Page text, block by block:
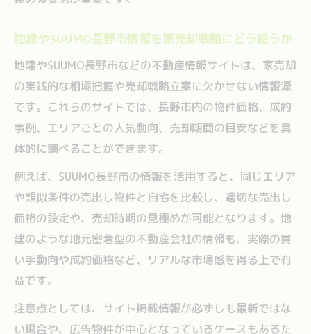
地建やSUUMO長野市情報を家売却戦略にどう使うか
地建やSUUMO長野市などの不動産情報サイトは、家売却
の実践的な相場把握や売却戦略立案に欠かせない情報源
です。これらのサイトでは、長野市内の物件価格、成約
事例、エリアごとの人気動向、売却期間の目安などを具
体的に調べることができます。
例えば、SUUMO長野市の情報を活用すると、同じエリア
や類似条件の売出し物件と自宅を比較し、適切な売出し
価格の設定や、売却時期の見極めが可能となります。地
建のような地元密着型の不動産会社の情報も、実際の買
い手動向や成約価格など、リアルな市場感を得る上で有
益です。
注意点としては、サイト掲載情報が必ずしも最新ではな
い場合や、広告物件が中心となっているケースもあるた